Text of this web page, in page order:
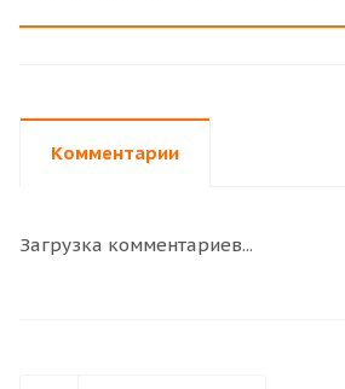
Комментарии
Загрузка комментариев...